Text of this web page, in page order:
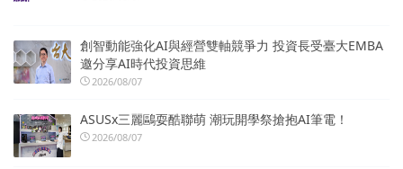
創智動能強化AI與經營雙軸競爭力 投資長受臺大EMBA
邀分享AI時代投資思維
2026/08/07
ASUSx三麗鷗耍酷聯萌 潮玩開學祭搶抱AI筆電！
2026/08/07